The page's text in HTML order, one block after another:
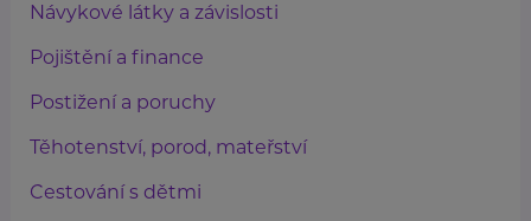
Návykové látky a závislosti
Pojištění a finance
Postižení a poruchy
Těhotenství, porod, mateřství
Cestování s dětmi